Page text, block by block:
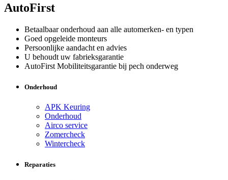
AutoFirst
Betaalbaar onderhoud aan alle automerken- en typen
Goed opgeleide monteurs
Persoonlijke aandacht en advies
U behoudt uw fabrieksgarantie
AutoFirst Mobiliteitsgarantie bij pech onderweg
Onderhoud
APK Keuring
Onderhoud
Airco service
Zomercheck
Wintercheck
Reparaties